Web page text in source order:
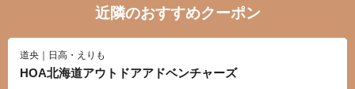
近隣のおすすめクーポン
道央｜日高・えりも
HOA北海道アウトドアアドベンチャーズ